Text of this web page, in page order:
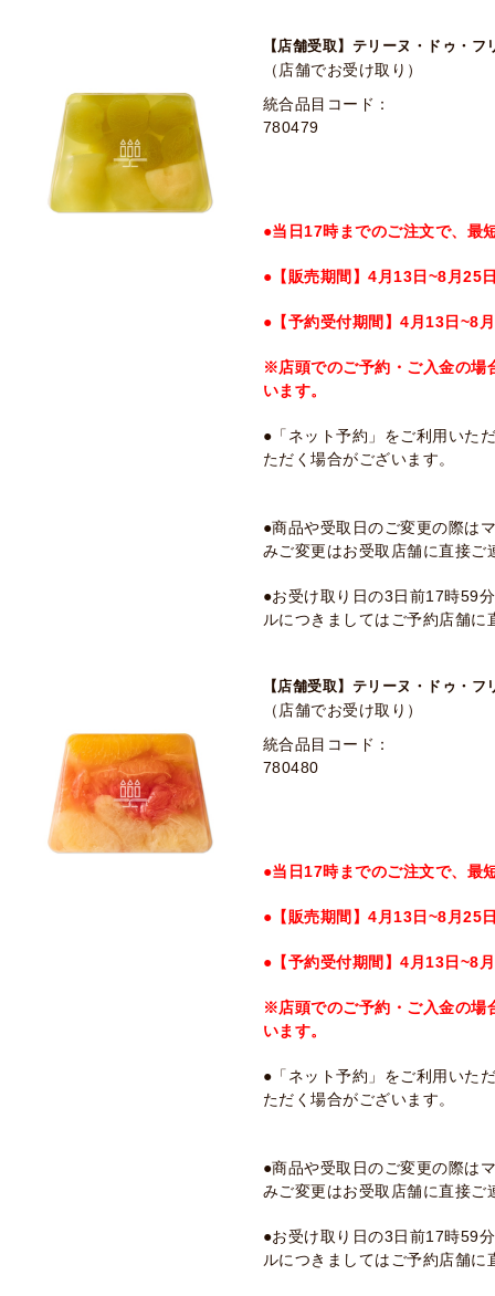
【店舗受取】テリーヌ・ドゥ・
（店舗でお受け取り）
統合品目コード：
780479
●当日17時までのご注文で、最
●【販売期間】4月13日~8月25
●【予約受付期間】4月13日~8
※店頭でのご予約・ご入金の場
います。
●「ネット予約」をご利用いた
ただく場合がございます。
●商品や受取日のご変更の際は
みご変更はお受取店舗に直接ご
●お受け取り日の3日前17時59
ルにつきましてはご予約店舗に
【店舗受取】テリーヌ・ドゥ・
（店舗でお受け取り）
統合品目コード：
780480
●当日17時までのご注文で、最
●【販売期間】4月13日~8月25
●【予約受付期間】4月13日~8
※店頭でのご予約・ご入金の場
います。
●「ネット予約」をご利用いた
ただく場合がございます。
●商品や受取日のご変更の際は
みご変更はお受取店舗に直接ご
●お受け取り日の3日前17時59
ルにつきましてはご予約店舗に